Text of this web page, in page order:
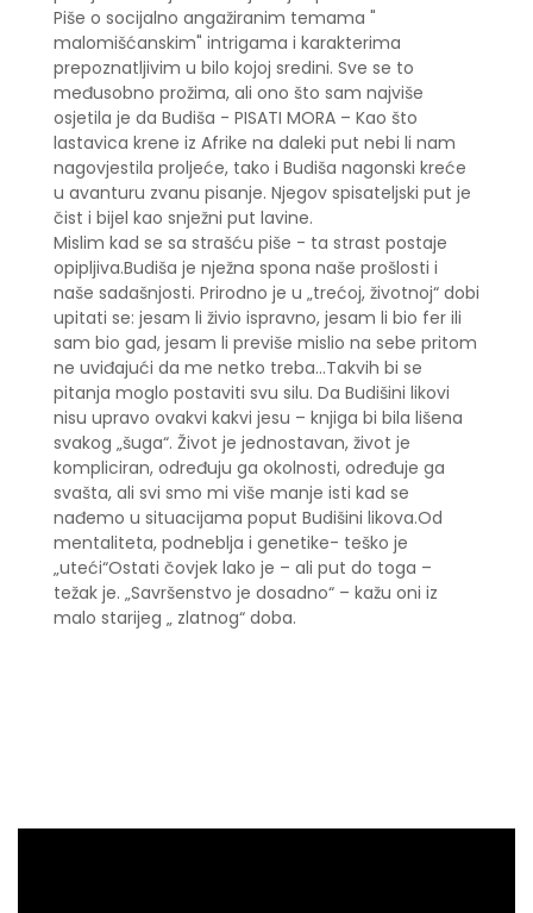
Piše o socijalno angažiranim temama "
malomišćanskim" intrigama i karakterima
prepoznatljivim u bilo kojoj sredini. Sve se to
međusobno prožima, ali ono što sam najviše
osjetila je da Budiša - PISATI MORA – Kao što
lastavica krene iz Afrike na daleki put nebi li nam
nagovjestila proljeće, tako i Budiša nagonski kreće
u avanturu zvanu pisanje. Njegov spisateljski put je
čist i bijel kao snježni put lavine.
Mislim kad se sa strašću piše - ta strast postaje
opipljiva.Budiša je nježna spona naše prošlosti i
naše sadašnjosti. Prirodno je u „trećoj, životnoj“ dobi
upitati se: jesam li živio ispravno, jesam li bio fer ili
sam bio gad, jesam li previše mislio na sebe pritom
ne uviđajući da me netko treba...Takvih bi se
pitanja moglo postaviti svu silu. Da Budišini likovi
nisu upravo ovakvi kakvi jesu – knjiga bi bila lišena
svakog „šuga“. Život je jednostavan, život je
kompliciran, određuju ga okolnosti, određuje ga
svašta, ali svi smo mi više manje isti kad se
nađemo u situacijama poput Budišini likova.Od
mentaliteta, podneblja i genetike- teško je
„uteći“Ostati čovjek lako je – ali put do toga –
težak je. „Savršenstvo je dosadno“ – kažu oni iz
malo starijeg „ zlatnog“ doba.